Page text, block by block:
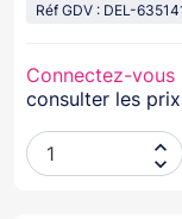
Orientables /
Réf GDV : DEL-
Connectez-vous
consulter les prix

